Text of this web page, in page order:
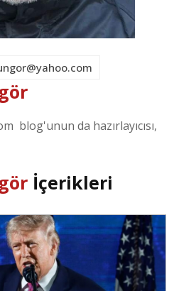
blog'unun da hazırlayıcısı,
İçerikleri